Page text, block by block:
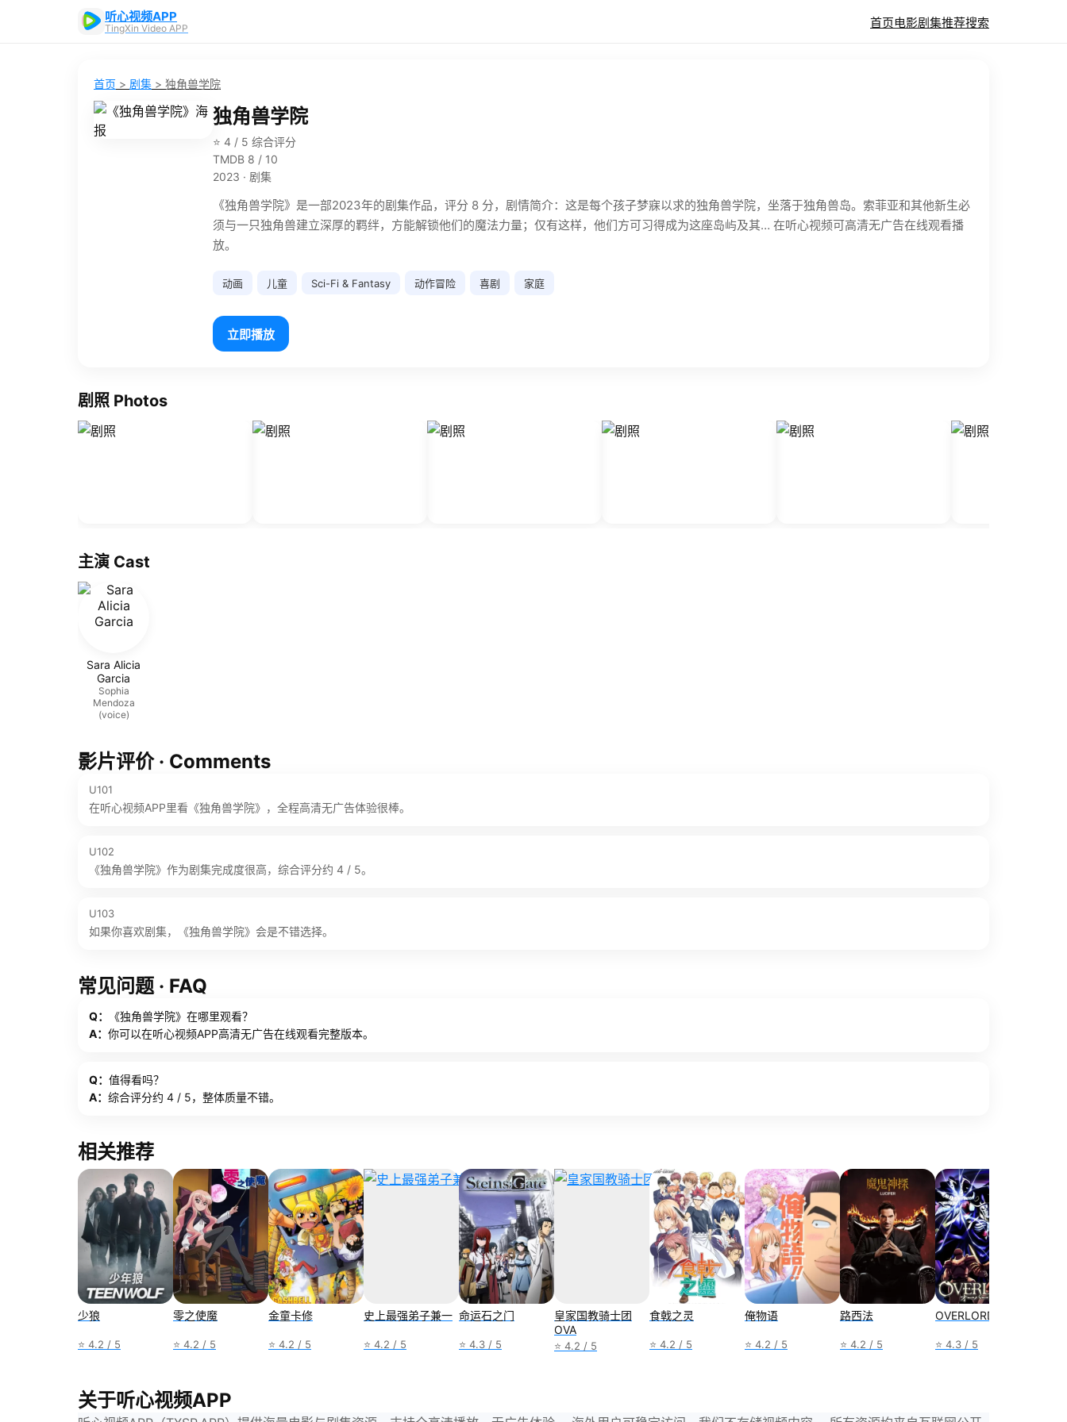
听心视频APP
TingXin Video APP 首页电影剧集推荐搜索
首页 > 剧集 > 独角兽学院
独角兽学院
⭐ 4 / 5 综合评分
TMDB 8 / 10
2023 · 剧集
《独角兽学院》是一部2023年的剧集作品，评分 8 分，剧情简介：这是每个孩子梦寐以求的独角兽学院，坐落于独角兽岛。索菲亚和其他新生必
须与一只独角兽建立深厚的羁绊，方能解锁他们的魔法力量；仅有这样，他们方可习得成为这座岛屿及其… 在听心视频可高清无广告在线观看播
放。
动画 儿童 Sci-Fi & Fantasy 动作冒险 喜剧 家庭
立即播放
剧照 Photos
主演 Cast
Sara Alicia
Garcia
Sophia
Mendoza
(voice)
影片评价 · Comments
U101
在听心视频APP里看《独角兽学院》，全程高清无广告体验很棒。
U102
《独角兽学院》作为剧集完成度很高，综合评分约 4 / 5。
U103
如果你喜欢剧集，《独角兽学院》会是不错选择。
常见问题 · FAQ
Q：
《独角兽学院》在哪里观看？
A： 你可以在听心视频APP高清无广告在线观看完整版本。
Q： 值得看吗？
A： 综合评分约 4 / 5，整体质量不错。
相关推荐
少狼
⭐ 4.2 / 5
零之使魔
⭐ 4.2 / 5
金童卡修
⭐ 4.2 / 5
史上最强弟子兼一
⭐ 4.2 / 5
命运石之门
⭐ 4.3 / 5
皇家国教骑士团
OVA
⭐ 4.2 / 5
食戟之灵
⭐ 4.2 / 5
俺物语
⭐ 4.2 / 5
路西法
⭐ 4.2 / 5
OVERLORD
⭐ 4.3 / 5
关于听心视频APP